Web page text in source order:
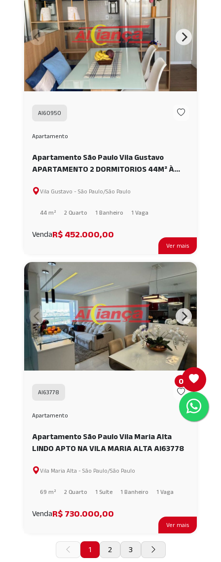
Ver mais
AI60950
Apartamento
Apartamento São Paulo Vila Gustavo
APARTAMENTO 2 DORMITORIOS 44M² À
Vila Gustavo - São Paulo/São Paulo
44 m² 2 Quarto 1 Banheiro 1 Vaga
VendaR$ 452.000,00
Ver mais
AI63778
Apartamento
Apartamento São Paulo Vila Maria Alta
LINDO APTO NA VILA MARIA ALTA AI63778
Vila Maria Alta - São Paulo/São Paulo
69 m² 2 Quarto 1 Suíte 1 Banheiro 1 Vaga
VendaR$ 730.000,00
1 2 3
0